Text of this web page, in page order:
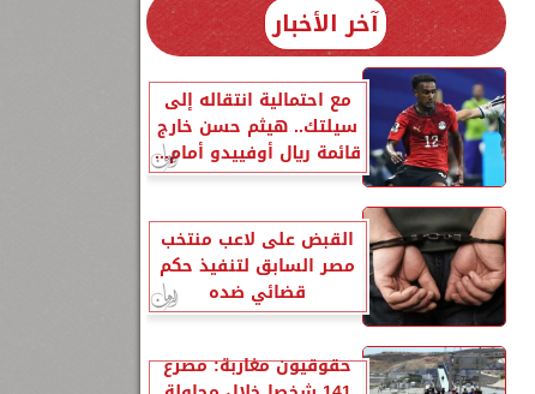
آخر الأخبار
مع احتمالية انتقاله إلى
سيلتك.. هيثم حسن خارج
قائمة ريال أوفييدو أمام...
القبض على لاعب منتخب
مصر السابق لتنفيذ حكم
قضائي ضده
حقوقيون مغاربة: مصرع